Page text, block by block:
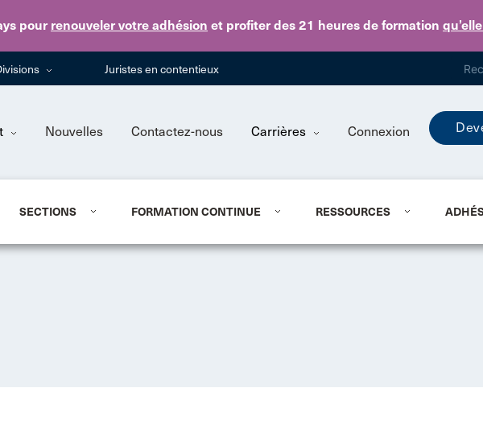
pour renouveler votre adhésion et profiter des 21 heures de formation
Skip to main content
Juristes en contentieux
Nouvelles Contactez-nous Carrières Connexion
SECTIONS FORMATION CONTINUE RESSOURCES